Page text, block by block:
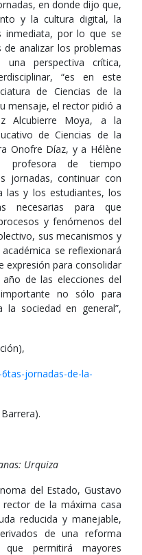
en donde dijo que,
y la cultura digital, la
inmediata, por lo que se
de analizar los problemas
perspectiva crítica,
“es en este
de Ciencias de la
mensaje, el rector pidió a
Alcubierre Moya, a la
de Ciencias de la
Onofre Díaz, y a Hélène
profesora de tiempo
jornadas, continuar con
las y los estudiantes, los
necesarias para que
y fenómenos del
sus mecanismos y
se reflexionará
expresión para consolidar
de las elecciones del
no sólo para
la sociedad en general”,
jornadas-de-la-
Urquiza
del Estado, Gustavo
de la máxima casa
reducida y manejable,
de una reforma
permitirá mayores